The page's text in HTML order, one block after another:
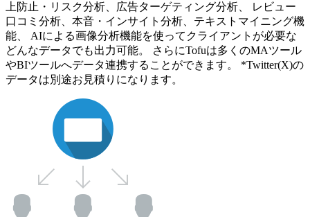
上防止・リスク分析、広告ターゲティング分析、 レビュー
口コミ分析、本音・インサイト分析、テキストマイニング機
能、 AIによる画像分析機能を使ってクライアントが必要な
どんなデータでも出力可能。 さらにTofuは多くのMAツール
やBIツールへデータ連携することができます。 *Twitter(X)の
データは別途お見積りになります。